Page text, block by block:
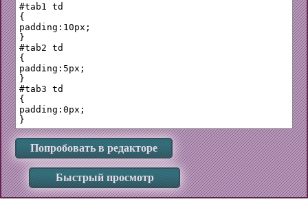
#tab1 td
{
padding:10px;
}
#tab2 td
{
padding:5px;
}
#tab3 td
{
padding:0px;
Попробовать в редакторе
Быстрый просмотр